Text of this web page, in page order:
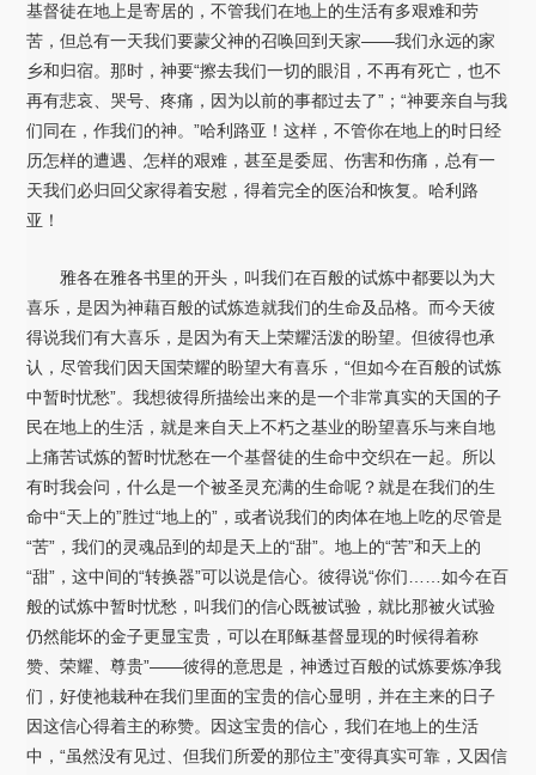
基督徒在地上是寄居的，不管我们在地上的生活有多艰难和劳
苦，但总有一天我们要蒙父神的召唤回到天家——我们永远的家
乡和归宿。那时，神要“擦去我们一切的眼泪，不再有死亡，也不
再有悲哀、哭号、疼痛，因为以前的事都过去了”；“神要亲自与我
们同在，作我们的神。”哈利路亚！这样，不管你在地上的时日经
历怎样的遭遇、怎样的艰难，甚至是委屈、伤害和伤痛，总有一
天我们必归回父家得着安慰，得着完全的医治和恢复。哈利路
亚！
雅各在雅各书里的开头，叫我们在百般的试炼中都要以为大
喜乐，是因为神藉百般的试炼造就我们的生命及品格。而今天彼
得说我们有大喜乐，是因为有天上荣耀活泼的盼望。但彼得也承
认，尽管我们因天国荣耀的盼望大有喜乐，“但如今在百般的试炼
中暂时忧愁”。我想彼得所描绘出来的是一个非常真实的天国的子
民在地上的生活，就是来自天上不朽之基业的盼望喜乐与来自地
上痛苦试炼的暂时忧愁在一个基督徒的生命中交织在一起。所以
有时我会问，什么是一个被圣灵充满的生命呢？就是在我们的生
命中“天上的”胜过“地上的”，或者说我们的肉体在地上吃的尽管是
“苦”，我们的灵魂品到的却是天上的“甜”。地上的“苦”和天上的
“甜”，这中间的“转换器”可以说是信心。彼得说“你们……如今在百
般的试炼中暂时忧愁，叫我们的信心既被试验，就比那被火试验
仍然能坏的金子更显宝贵，可以在耶稣基督显现的时候得着称
赞、荣耀、尊贵”——彼得的意思是，神透过百般的试炼要炼净我
们，好使祂栽种在我们里面的宝贵的信心显明，并在主来的日子
因这信心得着主的称赞。因这宝贵的信心，我们在地上的生活
中，“虽然没有见过、但我们所爱的那位主”变得真实可靠，又因信